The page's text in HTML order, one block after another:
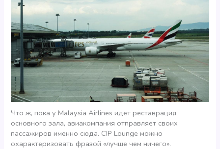
Что ж, пока у Malaysia Airlines идет реставрация
основного зала, авиакомпания отправляет своих
пассажиров именно сюда. CIP Lounge можно
охарактеризовать фразой «лучше чем ничего».